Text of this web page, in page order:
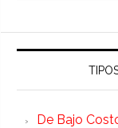
De Bajo